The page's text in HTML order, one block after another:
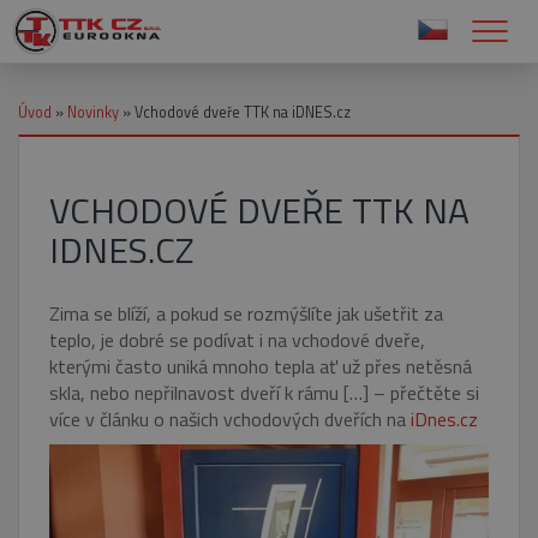
Úvod » Novinky »Vchodové dveře TTK na iDNES.cz
VCHODOVÉ DVEŘE TTK NA
IDNES.CZ
Zima se blíží, a pokud se rozmýšlíte jak ušetřit za
teplo, je dobré se podívat i na vchodové dveře,
kterými často uniká mnoho tepla ať už přes netěsná
skla, nebo nepřilnavost dveří k rámu […] – přečtěte si
více v článku o našich vchodových dveřích naiDnes.cz